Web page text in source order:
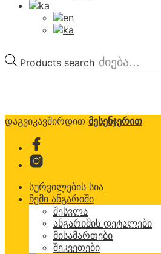
Products search
დაგვიკავშირდით მესენჯერით
სურვილების სია
ჩემი ანგარიში
შესვლა
ანგარიშის დეტალები
მისამართები
შეკვეთები